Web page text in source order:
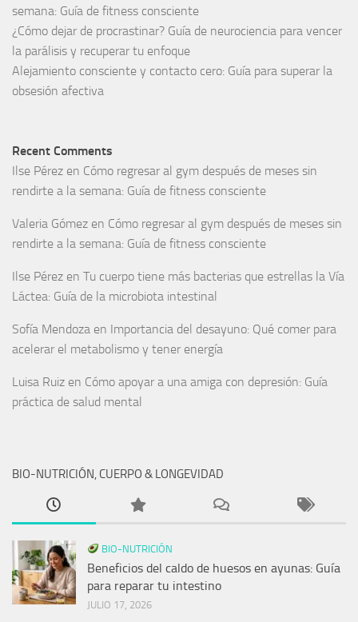
semana: Guía de fitness consciente
¿Cómo dejar de procrastinar? Guía de neurociencia para vencer
la parálisis y recuperar tu enfoque
Alejamiento consciente y contacto cero: Guía para superar la
obsesión afectiva
Recent Comments
Ilse Pérez en Cómo regresar al gym después de meses sin
rendirte a la semana: Guía de fitness consciente
Valeria Gómez en Cómo regresar al gym después de meses sin
rendirte a la semana: Guía de fitness consciente
Ilse Pérez en Tu cuerpo tiene más bacterias que estrellas la Vía
Láctea: Guía de la microbiota intestinal
Sofía Mendoza en Importancia del desayuno: Qué comer para
acelerar el metabolismo y tener energía
Luisa Ruiz en Cómo apoyar a una amiga con depresión: Guía
práctica de salud mental
BIO-NUTRICIÓN, CUERPO & LONGEVIDAD
BIO-NUTRICIÓN
Beneficios del caldo de huesos en ayunas: Guía
para reparar tu intestino
JULIO 17, 2026